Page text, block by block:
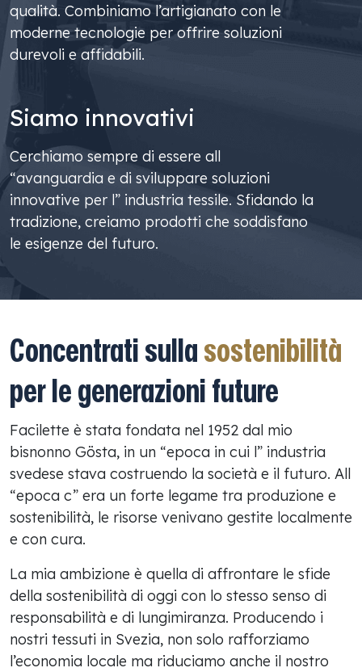
qualità. Combiniamo l’artigianato con le
moderne tecnologie per offrire soluzioni
durevoli e affidabili.
Siamo innovativi
Cerchiamo sempre di essere all
“avanguardia e di sviluppare soluzioni
innovative per l” industria tessile. Sfidando la
tradizione, creiamo prodotti che soddisfano
le esigenze del futuro.
Concentrati sulla sostenibilità
per le generazioni future
Facilette è stata fondata nel 1952 dal mio
bisnonno Gösta, in un “epoca in cui l” industria
svedese stava costruendo la società e il futuro. All
“epoca c” era un forte legame tra produzione e
sostenibilità, le risorse venivano gestite localmente
e con cura.
La mia ambizione è quella di affrontare le sfide
della sostenibilità di oggi con lo stesso senso di
responsabilità e di lungimiranza. Producendo i
nostri tessuti in Svezia, non solo rafforziamo
l’economia locale ma riduciamo anche il nostro